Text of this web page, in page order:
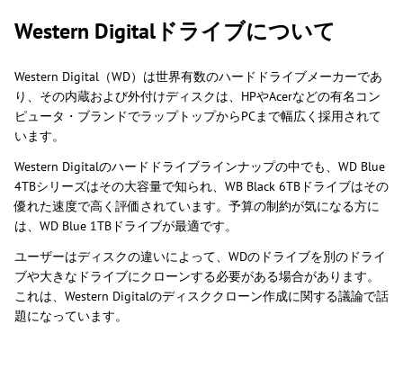
Western Digitalドライブについて
Western Digital（WD）は世界有数のハードドライブメーカーであ
り、その内蔵および外付けディスクは、HPやAcerなどの有名コン
ピュータ・ブランドでラップトップからPCまで幅広く採用されて
います。
Western Digitalのハードドライブラインナップの中でも、WD Blue
4TBシリーズはその大容量で知られ、WB Black 6TBドライブはその
優れた速度で高く評価されています。予算の制約が気になる方に
は、WD Blue 1TBドライブが最適です。
ユーザーはディスクの違いによって、WDのドライブを別のドライ
ブや大きなドライブにクローンする必要がある場合があります。
これは、Western Digitalのディスククローン作成に関する議論で話
題になっています。